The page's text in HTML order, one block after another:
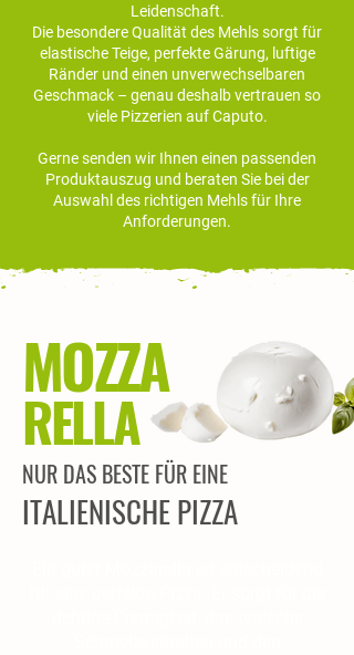
Leidenschaft.
Die besondere Qualität des Mehls sorgt für
elastische Teige, perfekte Gärung, luftige
Ränder und einen unverwechselbaren
Geschmack – genau deshalb vertrauen so
viele Pizzerien auf Caputo.
Gerne senden wir Ihnen einen passenden
Produktauszug und beraten Sie bei der
Auswahl des richtigen Mehls für Ihre
Anforderungen.
MOZZA
RELLA
NUR DAS BESTE FÜR EINE
ITALIENISCHE PIZZA